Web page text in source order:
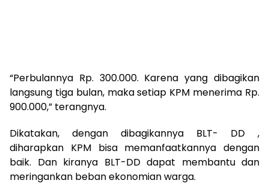
“Perbulannya Rp. 300.000. Karena yang dibagikan
langsung tiga bulan, maka setiap KPM menerima Rp.
900.000,” terangnya.
Dikatakan, dengan dibagikannya BLT- DD ,
diharapkan KPM bisa memanfaatkannya dengan
baik. Dan kiranya BLT-DD dapat membantu dan
meringankan beban ekonomian warga.